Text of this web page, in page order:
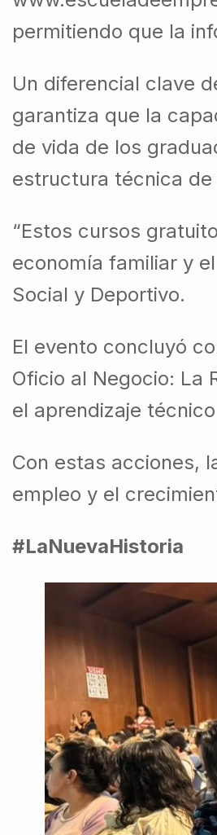
permitiendo que la
Un diferencial clave
garantiza que la
de vida de los
estructura técnica
“Estos cursos
economía familiar y
Social y Deportivo.
El evento concluyó
Oficio al Negocio: La
el aprendizaje
Con estas acciones,
empleo y el
#LaNuevaHistoria